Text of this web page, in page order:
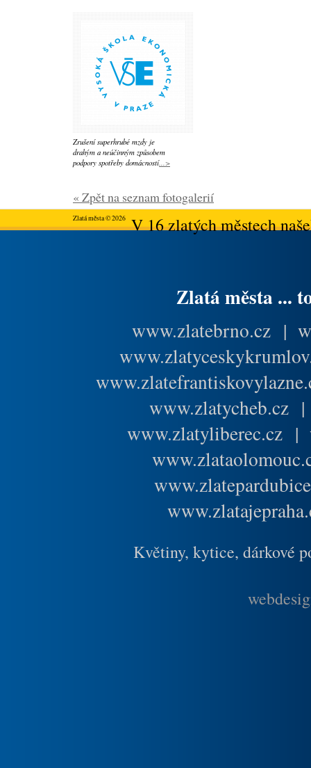
Zrušení superhrubé mzdy je
drahým a neúčinným způsobem
podpory spotřeby domácností...>
« Zpět na seznam fotogalerií
Zlatá města © 2026V 16 zlatých městech
Zlatá města ...
www.zlatebrno.cz |
www.zlatycheb.cz
www.zlatyliberec.cz |
Květiny, kytice, dárkové